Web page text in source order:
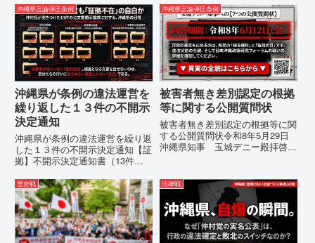
所：沖縄県那覇市電 話：080-
【陳情03】沖縄県におけるメデ
ィア誤報の放置および行政の不作
為に対する責任追及と再発防...
テルを貼りたい本当の理由「なぜ
沖縄県庁は、法を無視してまで私
を封じ込めようとするのか。」そ
の理由は明確です。県政が統治
の...
沖縄県言論弾圧条例
沖縄県が条例の違法運営を
繰り返した１３件の不開示
決定通知
沖縄県が条例の違法運営を繰り返
した１３件の不開示決定通知【証
拠】不開示決定通知書（13件）
が請求した「差別認定の根拠」に
対し、県は全て非開示・存否応答
拒否を突きつけました。これは、
彼らが行政手続きの正当性を失
っ...
沖縄県言論弾圧条例
被害者無き差別認定の根拠
等に関する公開質問状
被害者無き差別認定の根拠等に関
する公開質問状令和8年5月29日
沖縄県知事 玉城デニー殿拝啓貴
ます。私は、適正な意見陳述（弁
明）を行うにあたり、沖縄県行政
手続条例第28条で定められた...
歴史戦 法律戦